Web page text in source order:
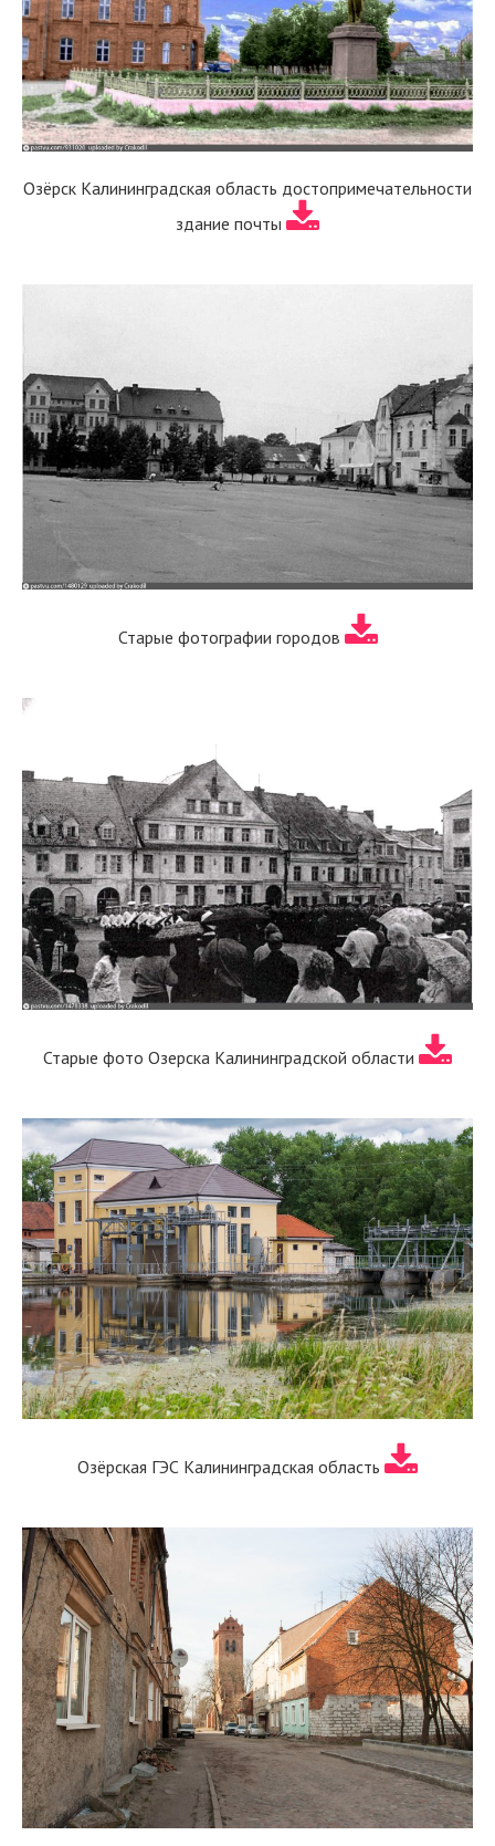
Озёрск Калининградская область достопримечательности
здание почты
Старые фотографии городов
Старые фото Озерска Калининградской области
Озёрская ГЭС Калининградская область